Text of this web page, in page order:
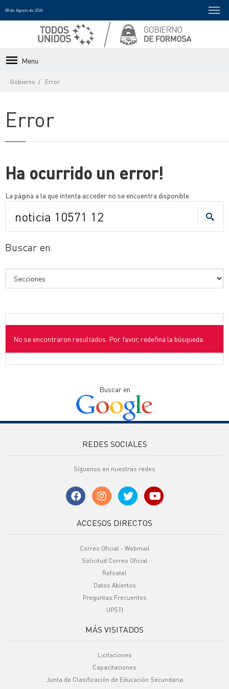
08 de Agosto de 2026
Menu
Gobierno Error
Error
Ha ocurrido un error!
La página a la que intenta acceder no se encuentra disponible.
Buscar en
No se encontraron resultados. Por favor, redefina la búsqueda.
Buscar en
REDES SOCIALES
Síguenos en nuestras redes
ACCESOS DIRECTOS
Correo Oficial - Webmail
Solicitud Correo Oficial
Refsatel
Datos Abiertos
Preguntas Frecuentes
UPSTI
MÁS VISITADOS
Licitaciones
Capacitaciones
Junta de Clasificación de Educación Secundaria